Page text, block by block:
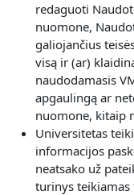
redaguoti
nuomone,
galiojančius
visą ir (ar)
naudodamasis
apgaulingą ar
nuomone, kitaip
Universitetas
informacijos
neatsako už
turinys